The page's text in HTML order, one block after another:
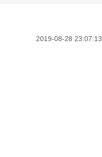
2019-08-28 23:07:13